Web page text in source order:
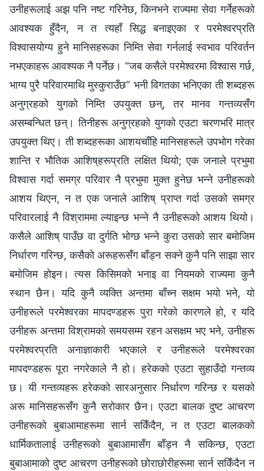
उनीहरूलाई अझ पनि नष्ट गरिनेछ, किनभने राज्यमा सेवा गर्नेहरूको
आवश्यक हुँदैन, न त त्यहाँ सिद्ध बनाइएका र परमेश्‍वरप्रति
विश्‍वासयोग्य हुने मानिसहरूका निम्ति सेवा गर्नलाई स्वभाव परिवर्तन
नभएकाहरू आवश्यक नै पर्नेछ। “जब कसैले परमेश्‍वरमा विश्‍वास गर्छ,
भाग्य पुरै परिवारमाथि मुस्कुराउँछ” भनी विगतका भनिएका ती शब्दहरू
अनुग्रहको युगको निम्ति उपयुक्त छन्, तर मानव गन्तव्यसँग
असम्बन्धित छन्। तिनीहरू अनुग्रहको युगको एउटा चरणभरि मात्र
उपयुक्त थिए। ती शब्दहरूका आशयचाँहि मानिसहरूले उपभोग गरेका
शान्ति र भौतिक आशिष्‌हरूप्रति लक्षित थियो; एक जनाले प्रभुमा
विश्‍वास गर्दा समग्र परिवार नै प्रभुमा मुक्त हुनेछ भन्ने उनीहरूको
आशय थिएन, न त एक जनाले आशिष्‌ प्राप्त गर्दा उसको समग्र
परिवारलाई नै विश्राममा ल्याइन्छ भन्ने नै उनीहरूको आशय थियो।
कसैले आशिष्‌ पाउँछ वा दुर्गति भोग्छ भन्ने कुरा उसको सार बमोजिम
निर्धारण गरिन्छ, कसैको अरूहरूसँग बाँड्न सक्ने कुनै पनि साझा सार
बमोजिम होइन। त्यस किसिमको भनाइ वा नियमको राज्यमा कुनै
स्थान छैन। यदि कुनै व्यक्ति अन्तमा बाँच्न सक्षम भयो भने, यो
उनीहरूले परमेश्‍वरका मापदण्डहरू पुरा गरेको कारणले हो, र यदि
उनीहरू अन्तमा विश्रामको समयसम्म रहन असक्षम भए भने, उनीहरू
परमेश्‍वरप्रति अनाज्ञाकारी भएकाले र उनीहरूले परमेश्‍वरका
मापदण्डहरू पूरा नगरेकाले नै हो। हरेकको एउटा सुहाउँदो गन्तव्य
छ। यी गन्तव्यहरू हरेकको सारअनुसार निर्धारण गरिन्छ र यसको
अरू मानिसहरूसँग कुनै सरोकार छैन। एउटा बालक दुष्ट आचरण
उनीहरूको बुबाआमाहरूमा सार्न सकिँदैन, न त एउटा बालकको
धार्मिकतालाई उनीहरूको बुबाआमासँग बाँड्न नै सकिन्छ, एउटा
बुबाआमाको दुष्ट आचरण उनीहरूको छोराछोरीहरूमा सार्न सकिँदैन न